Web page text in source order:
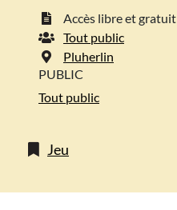
Jeu
Accès libre et gratuit
Tout public
Pluherlin
PUBLIC
Tout public